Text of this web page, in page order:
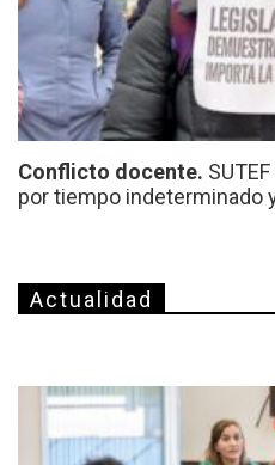
Conflicto docente.
por tiempo indeterminado
Actualidad